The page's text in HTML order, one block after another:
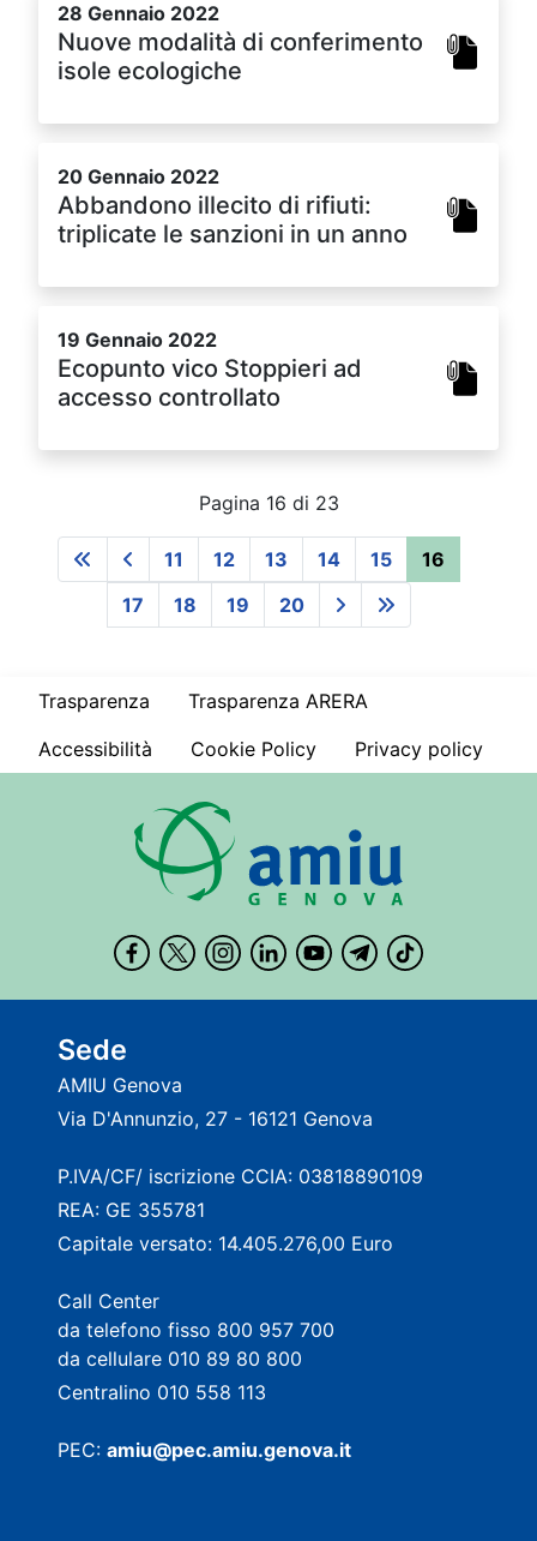
28 Gennaio 2022
Nuove modalità di conferimento
isole ecologiche
20 Gennaio 2022
Abbandono illecito di rifiuti:
triplicate le sanzioni in un anno
19 Gennaio 2022
Ecopunto vico Stoppieri ad
accesso controllato
Pagina 16 di 23
11 12 13 14 15
16
17
18 19 20
Trasparenza
Trasparenza ARERA
Accessibilità
Cookie Policy Privacy policy
Sede
AMIU Genova
Via D'Annunzio, 27 - 16121 Genova
P.IVA/CF/ iscrizione CCIA: 03818890109
REA: GE 355781
Capitale versato: 14.405.276,00 Euro
Call Center
da telefono fisso 800 957 700
da cellulare 010 89 80 800
Centralino 010 558 113
PEC: amiu@pec.amiu.genova.it